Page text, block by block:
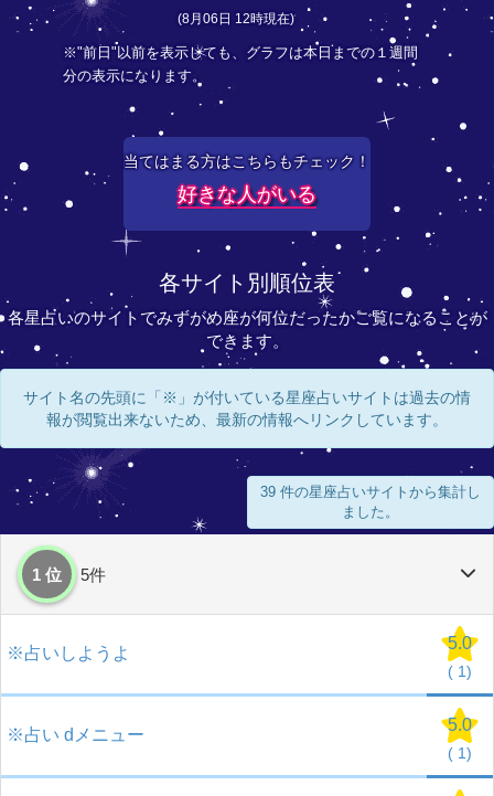
(8月06日 12時現在)
※"前日"以前を表示しても、グラフは本日までの１週間
分の表示になります。
当てはまる方はこちらもチェック！
好きな人がいる
各サイト別順位表
各星占いのサイトでみずがめ座が何位だったかご覧になることが
できます。
サイト名の先頭に「※」が付いている星座占いサイトは過去の情
報が閲覧出来ないため、最新の情報へリンクしています。
39 件の星座占いサイトから集計し
ました。
1 位 5件
※占いしようよ
5.0
( 1)
※占い dメニュー
5.0
( 1)